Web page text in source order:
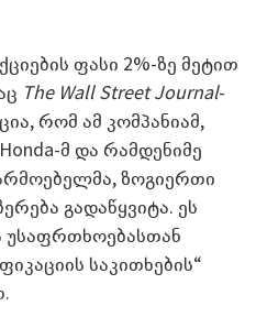
ფასი 2%-ზე მეტით
The Wall Street Journal-
რომ ამ კომპანიამ,
მ და რამდენიმე
ზოგიერთი
გადაწყვიტა. ეს
უსაფრთხოებასთან
საკითხების“